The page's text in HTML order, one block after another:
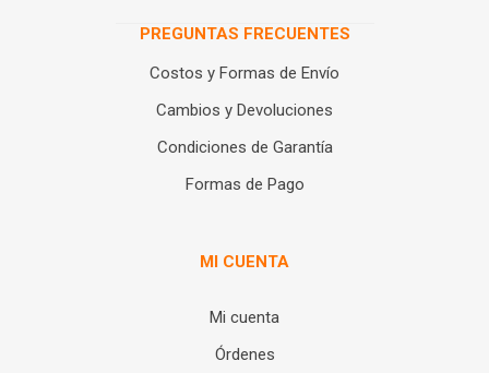
PREGUNTAS FRECUENTES
Costos y Formas de Envío
Cambios y Devoluciones
Condiciones de Garantía
Formas de Pago
MI CUENTA
Mi cuenta
Órdenes